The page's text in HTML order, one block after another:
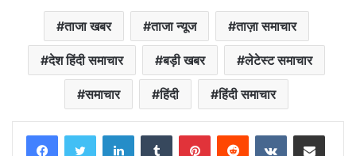
ताजा खबर ताजा न्यूज ताज़ा समाचार
देश हिंदी समाचार बड़ी खबर लेटेस्ट समाचार
समाचार हिंदी हिंदी समाचार
LinkedInTumblr PinterestReddit VKontakteShare via Email